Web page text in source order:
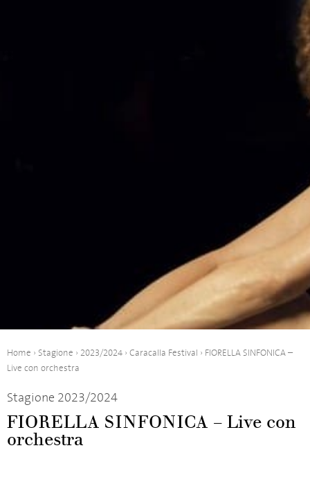
Home › Stagione › 2023/2024 › Caracalla Festival › FIORELLA SINFONICA –
Live con orchestra
Stagione 2023/2024
FIORELLA SINFONICA – Live con
orchestra